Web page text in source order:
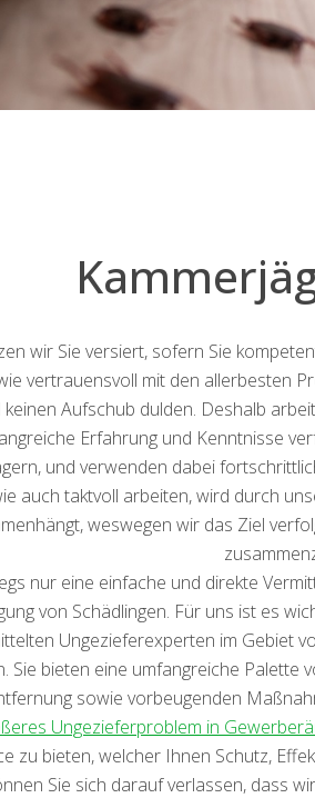
wir Sie versiert, sofern Sie
vertrauensvoll mit den allerbesten
Aufschub dulden. Deshalb
Erfahrung und Kenntnisse
und verwenden dabei
auch taktvoll arbeiten, wird durch
weswegen wir das Ziel
nur eine einfache und direkte
von Schädlingen. Für uns ist es
Ungezieferexperten im Gebiet
Sie bieten eine umfangreiche
sowie vorbeugenden
Ungezieferproblem in
zu bieten, welcher Ihnen Schutz,
Sie sich darauf verlassen, dass